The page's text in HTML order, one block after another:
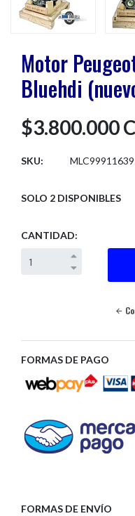
Motor
Bluehdi
$3.800.000
SKU:
SOLO 2 DISPONIBLES
CANTIDAD:
FORMAS DE PAGO
FORMAS DE ENVÍO